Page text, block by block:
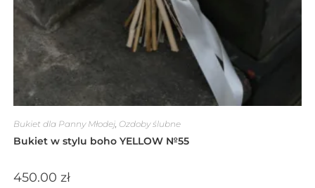
Bukiet dla Panny Młodej, Ozdoby ślubne
Bukiet w stylu boho YELLOW №55
450.00 zł